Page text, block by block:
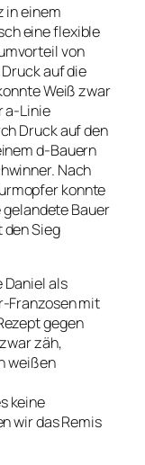
in einem
eine flexible
von
auf die
Weiß zwar
a-Linie
Druck auf den
d-Bauern
Nach
konnte
Bauer
den Sieg
Daniel als
Franzosen mit
gegen
zäh,
weißen
keine
wir das Remis